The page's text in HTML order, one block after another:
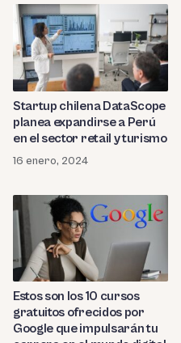
Startup chilena DataScope
planea expandirse a Perú
en el sector retail y turismo
16 enero, 2024
Estos son los 10 cursos
gratuitos ofrecidos por
Google que impulsarán tu